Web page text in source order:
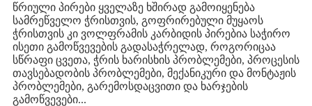
წრიული პირები ყველაზე ხშირად გამოიყენება
სამრეწველო ჭრისთვის, გოფრირებული მუყაოს
ჭრისთვის კი ვოლფრამის კარბიდის პირებია საჭირო
ისეთი გამოწვევების გადასაჭრელად, როგორიცაა
სწრაფი ცვეთა, ჭრის ხარისხის პრობლემები, პროცესის
თავსებადობის პრობლემები, მექანიკური და მონტაჟის
პრობლემები, გარემოსდაცვითი და ხარჯების
გამოწვევები...